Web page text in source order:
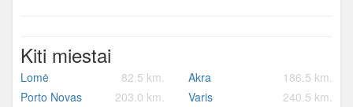
Kiti miestai
Lomė 82.5 km. Akra
186.5 km.
Porto Novas
203.0 km. Varis
240.5 km.